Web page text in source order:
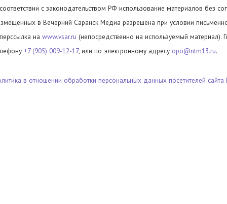
с законодательством РФ использование материалов без
в Вечерний Саранск Медиа разрешена при условии
на www.vsar.ru (непосредственно на используемый материал).
+7 (905) 009-12-17, или по электронному адресу opo@ntm13.ru.
в отношении обработки персональных данных посетителей